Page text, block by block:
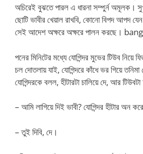
অচিরেই বুঝতে পারল এ ধারনা সম্পুর্ন অমূলক।
ছোটি ভাবীর খেয়াল রাখবি, কোনো বিপদ আপদ
সেই আদেশ অক্ষরে অক্ষরে পালন করছে।
পনের মিনিটের মধ্যে যোগিন্দর মুভের টিউব নিয়ে
চল দোতলায় যাই, যোগিন্দরে কাঁধে ভর গিয়ে
যোগিন্দরকে বলল, হীটারটা চালিয়ে দে, আর
– আমি লাগিয়ে দিই ভাবী? যোগিন্দর হীটার অন
– তুই দিবি, দে।